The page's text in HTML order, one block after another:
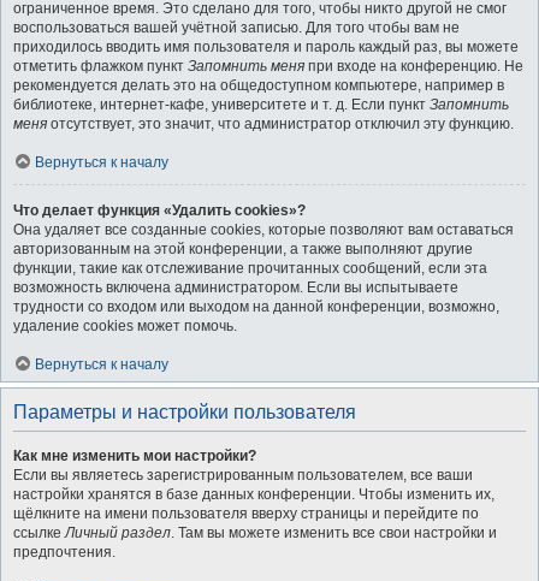
ограниченное время. Это сделано для того, чтобы никто другой не смог
воспользоваться вашей учётной записью. Для того чтобы вам не
приходилось вводить имя пользователя и пароль каждый раз, вы можете
отметить флажком пункт Запомнить меня при входе на конференцию. Не
рекомендуется делать это на общедоступном компьютере, например в
библиотеке, интернет-кафе, университете и т. д. Если пункт Запомнить
меня отсутствует, это значит, что администратор отключил эту функцию.
Вернуться к началу
Что делает функция «Удалить cookies»?
Она удаляет все созданные cookies, которые позволяют вам оставаться
авторизованным на этой конференции, а также выполняют другие
функции, такие как отслеживание прочитанных сообщений, если эта
возможность включена администратором. Если вы испытываете
трудности со входом или выходом на данной конференции, возможно,
удаление cookies может помочь.
Вернуться к началу
Параметры и настройки пользователя
Как мне изменить мои настройки?
Если вы являетесь зарегистрированным пользователем, все ваши
настройки хранятся в базе данных конференции. Чтобы изменить их,
щёлкните на имени пользователя вверху страницы и перейдите по
ссылкеЛичный раздел. Там вы можете изменить все свои настройки и
предпочтения.